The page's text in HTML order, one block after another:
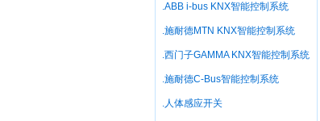
.ABB i-bus KNX智能控制系统
.施耐德MTN KNX智能控制系统
.西门子GAMMA KNX智能控制系统
.施耐德C-Bus智能控制系统
.人体感应开关